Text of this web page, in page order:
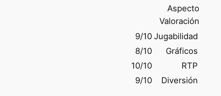
Aspecto
Valoración
Jugabilidad
9/10
Gráficos
8/10
RTP
10/10
Diversión
9/10